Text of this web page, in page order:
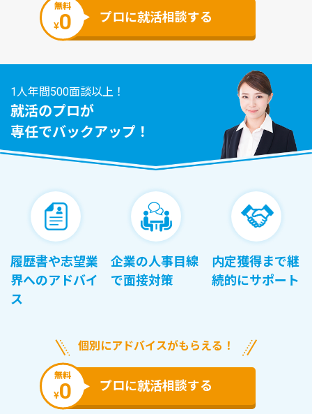
無料
¥0 プロに就活相談する
1人年間500面談以上！
就活のプロが
専任でバックアップ！
履歴書や志望業
界へのアドバイ
ス
企業の人事目線
で面接対策
内定獲得まで継
続的にサポート
個別にアドバイスがもらえる！
無料
¥0 プロに就活相談する